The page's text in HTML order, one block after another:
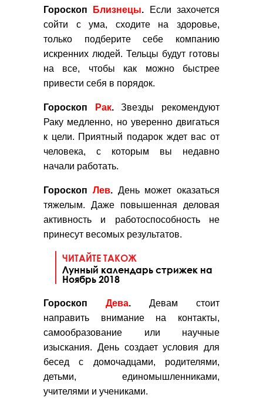
Гороскоп Близнецы. Если захочется
сойти с ума, сходите на здоровье,
только подберите себе компанию
искренних людей. Тельцы будут готовы
на все, чтобы как можно быстрее
привести себя в порядок.
Гороскоп Рак.Звезды рекомендуют
Раку медленно, но уверенно двигаться
к цели. Приятный подарок ждет вас от
человека, с которым вы недавно
начали работать.
Гороскоп Лев. День может оказаться
тяжелым. Даже повышенная деловая
активность и работоспособность не
принесут весомых результатов.
ЧИТАЙТЕ ТАКОЖ
Лунный календарь стрижек на
Ноябрь 2018
Гороскоп Дева. Девам стоит
направить внимание на контакты,
самообразование или научные
изыскания. День создает условия для
бесед с домочадцами, родителями,
детьми, единомышленниками,
учителями и учениками.